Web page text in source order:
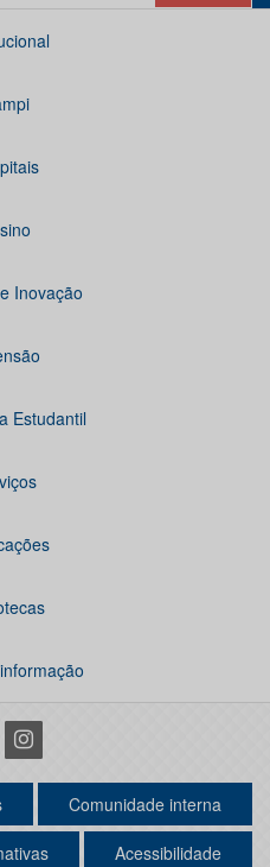
Inovação
Estudantil
Instagram
Comunidade interna
Acessibilidade